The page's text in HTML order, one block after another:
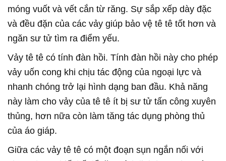
móng vuốt và vết cắn từ răng. Sự sắp xếp dày đặc
và đều đặn của các vảy giúp bảo vệ tê tê tốt hơn và
ngăn sư tử tìm ra điểm yếu.
Vảy tê tê có tính đàn hồi. Tính đàn hồi này cho phép
vảy uốn cong khi chịu tác động của ngoại lực và
nhanh chóng trở lại hình dạng ban đầu. Khả năng
này làm cho vảy của tê tê ít bị sư tử tấn công xuyên
thủng, hơn nữa còn làm tăng tác dụng phòng thủ
của áo giáp.
Giữa các vảy tê tê có một đoạn sụn ngắn nối với